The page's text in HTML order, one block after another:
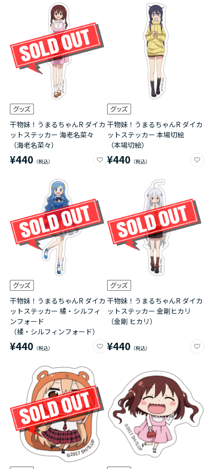
干物妹！うまるちゃんR ダイカ
ットステッカー 海老名菜々
（海老名菜々）
¥440
干物妹！うまるちゃんR ダイカ
ットステッカー 本場切絵
（本場切絵）
¥440
干物妹！うまるちゃんR ダイカ
ットステッカー 橘・シルフィ
ンフォード
（橘・シルフィンフォード）
¥440
干物妹！うまるちゃんR ダイカ
ットステッカー 金剛ヒカリ
（金剛 ヒカリ）
¥440